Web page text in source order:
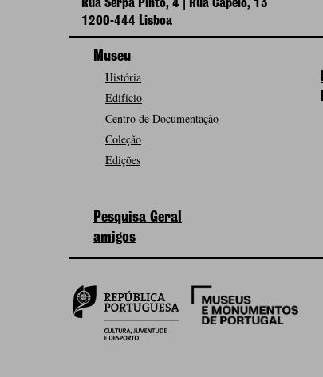
Rua Serpa Pinto, 4 | Rua Capelo, 13
1200-444 Lisboa
Museu
História
Edifício
Centro de Documentação
Coleção
Edições
Pesquisa Geral
amigos